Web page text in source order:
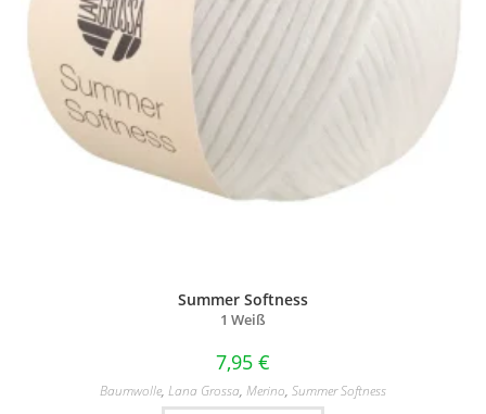
Summer Softness
1 Weiß
7,95 €
Baumwolle, Lana Grossa, Merino, Summer Softness